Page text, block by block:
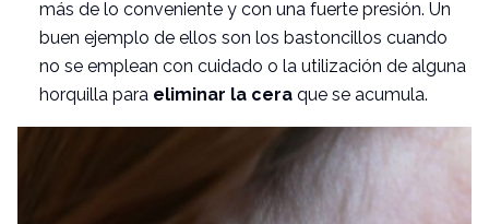
más de lo conveniente y con una fuerte presión. Un
buen ejemplo de ellos son los bastoncillos cuando
no se emplean con cuidado o la utilización de alguna
horquilla para eliminar la cera que se acumula.